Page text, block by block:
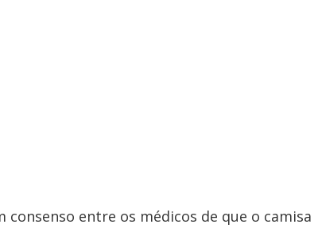
entre os médicos de que o camisa